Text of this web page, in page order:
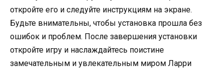
откройте его и следуйте инструкциям на экране.
Будьте внимательны, чтобы установка прошла без
ошибок и проблем. После завершения установки
откройте игру и наслаждайтесь поистине
замечательным и увлекательным миром Ларри